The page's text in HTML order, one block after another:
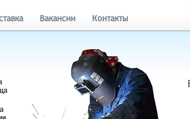
Вакансии Контакты